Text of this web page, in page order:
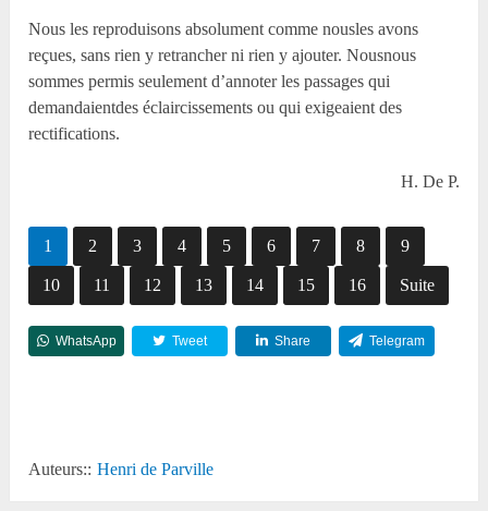
Nous les reproduisons absolument comme nousles avons
reçues, sans rien y retrancher ni rien y ajouter. Nousnous
sommes permis seulement d’annoter les passages qui
demandaientdes éclaircissements ou qui exigeaient des
rectifications.
H. De P.
1 2 3 4 5 6 7 8 9
10 11 12 13 14 15 16 Suite
WhatsApp Tweet Share Telegram
Auteurs:: Henri de Parville